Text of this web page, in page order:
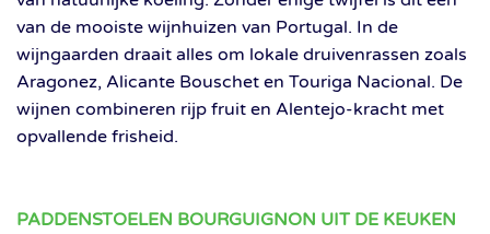
van de mooiste wijnhuizen van Portugal. In de
wijngaarden draait alles om lokale druivenrassen zoals
Aragonez, Alicante Bouschet en Touriga Nacional. De
wijnen combineren rijp fruit en Alentejo-kracht met
opvallende frisheid.
PADDENSTOELEN BOURGUIGNON UIT DE KEUKEN